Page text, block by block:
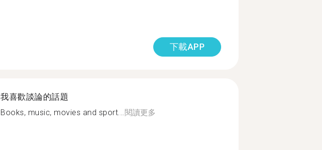
下載APP
我喜歡談論的話題
Books, music, movies and sport...閱讀更多